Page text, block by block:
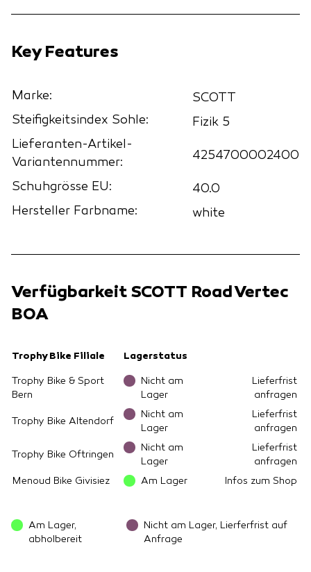
Key Features
Marke:
SCOTT
Steifigkeitsindex Sohle:
Fizik 5
Lieferanten-Artikel-
Variantennummer:
4254700002400
Schuhgrösse EU:
40.0
Hersteller Farbname:
white
Verfügbarkeit SCOTT Road Vertec
BOA
Trophy Bike Filiale Lagerstatus
Trophy Bike & Sport
Bern
Nicht am
Lager
Lieferfrist
anfragen
Trophy Bike Altendorf
Nicht am
Lager
Lieferfrist
anfragen
Trophy Bike Oftringen
Nicht am
Lager
Lieferfrist
anfragen
Menoud Bike Givisiez
Am Lager Infos zum Shop
Am Lager,
abholbereit
Nicht am Lager, Lierferfrist auf
Anfrage